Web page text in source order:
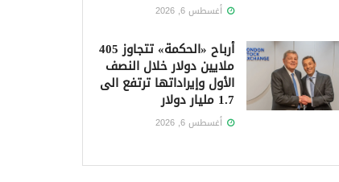
أغسطس 6, 2026
أرباح «الحكمة» تتجاوز 405
ملايين دولار خلال النصف
الأول وإيراداتها ترتفع الى
1.7 مليار دولار
أغسطس 6, 2026